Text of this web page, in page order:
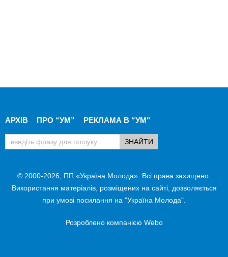
АРХІВ ПРО “УМ” РЕКЛАМА В “УМ"
© 2000-2026, ПП «Україна Молода». Всі права захищено.
Використання матеріалів, розміщених на сайті, дозволяється
при умові посилання на "Україна Молода".
Розроблено компанією Webo